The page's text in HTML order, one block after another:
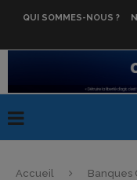
QUI SOMMES-NOUS ?
Accueil Banques